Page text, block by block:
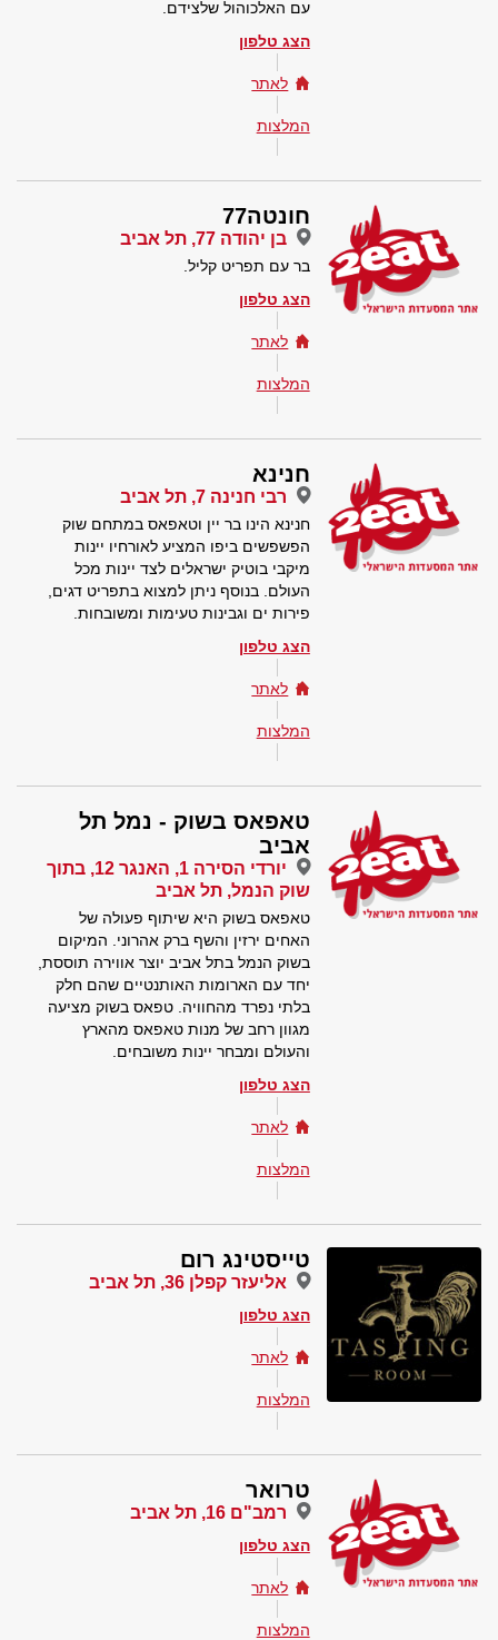
עם האלכוהול שלצידם.
הצג טלפון
לאתר
המלצות
חונטה77
בן יהודה 77, תל אביב
בר עם תפריט קליל.
הצג טלפון
לאתר
המלצות
חנינא
רבי חנינה 7, תל אביב
חנינא הינו בר יין וטאפאס במתחם שוק
הפשפשים ביפו המציע לאורחיו יינות
מיקבי בוטיק ישראלים לצד יינות מכל
העולם. בנוסף ניתן למצוא בתפריט דגים,
פירות ים וגבינות טעימות ומשובחות.
הצג טלפון
לאתר
המלצות
טאפאס בשוק - נמל תל
אביב
יורדי הסירה 1, האנגר 12, בתוך
שוק הנמל, תל אביב
טאפאס בשוק היא שיתוף פעולה של
האחים ירזין והשף ברק אהרוני. המיקום
בשוק הנמל בתל אביב יוצר אווירה תוססת,
יחד עם הארומות האותנטיים שהם חלק
בלתי נפרד מהחוויה. טפאס בשוק מציעה
מגוון רחב של מנות טאפאס מהארץ
והעולם ומבחר יינות משובחים.
הצג טלפון
לאתר
המלצות
טייסטינג רום
אליעזר קפלן 36, תל אביב
הצג טלפון
לאתר
המלצות
טרואר
רמב"ם 16, תל אביב
הצג טלפון
לאתר
המלצות